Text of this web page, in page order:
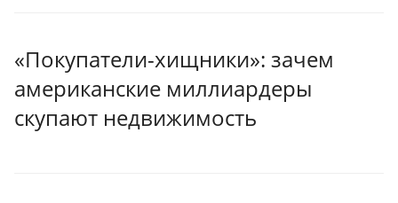
«Покупатели-хищники»: зачем
американские миллиардеры
скупают недвижимость